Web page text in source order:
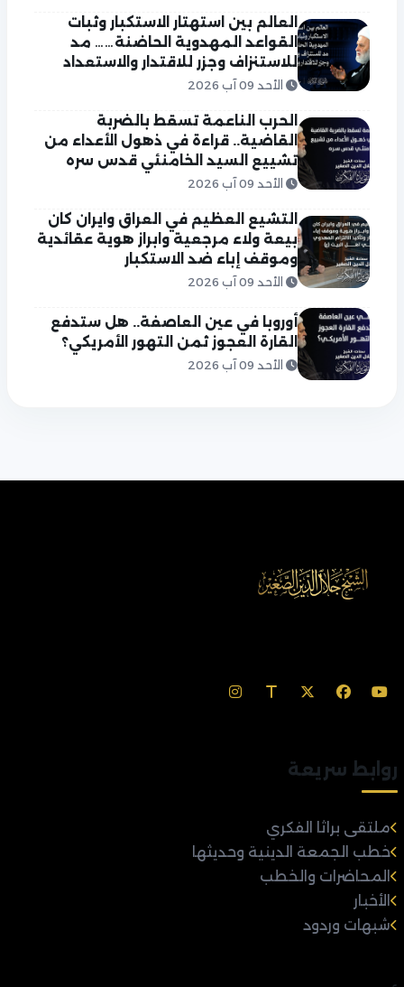
العالم بين استهتار الاستكبار وثبات
القواعد المهدوية الحاضنة…… مد
للاستنزاف وجزر للاقتدار والاستعداد
الأحد 09 آب 2026
الحرب الناعمة تسقط بالضربة
القاضية.. قراءة في ذهول الأعداء من
تشييع السيد الخامنئي قدس سره
الأحد 09 آب 2026
التشيع العظيم في العراق وايران كان
بيعة ولاء مرجعية وابراز هوية عقائدية
وموقف إباء ضد الاستكبار
الأحد 09 آب 2026
أوروبا في عين العاصفة.. هل ستدفع
القارة العجوز ثمن التهور الأمريكي؟
الأحد 09 آب 2026
روابط سريعة
ملتقى براثا الفكري
خطب الجمعة الدينية وحديثها
المحاضرات والخطب
الأخبار
شبهات وردود